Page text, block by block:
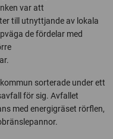
var att
till utnyttjande av lokala
de fördelar med
sorterade under ett
för sig. Avfallet
med energigräset rörflen,